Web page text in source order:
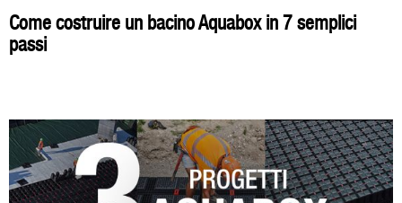
Come costruire un bacino Aquabox in 7 semplici
passi